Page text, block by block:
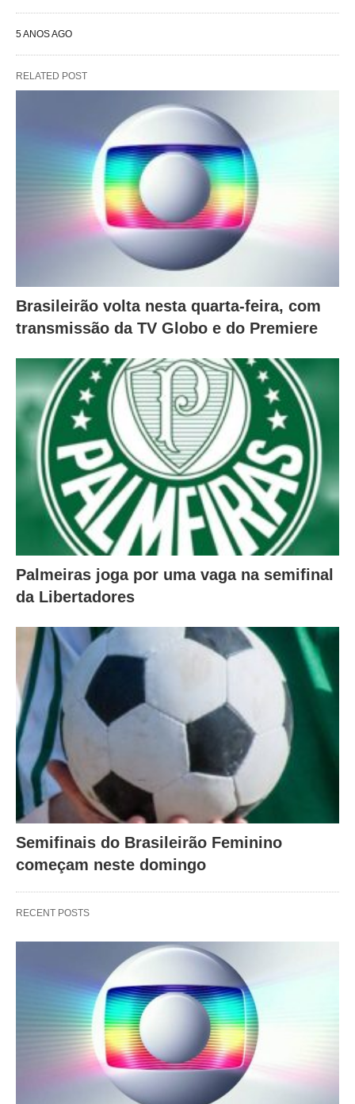
5 ANOS AGO
RELATED POST
Brasileirão volta nesta quarta-feira, com
transmissão da TV Globo e do Premiere
Palmeiras joga por uma vaga na semifinal
da Libertadores
Semifinais do Brasileirão Feminino
começam neste domingo
RECENT POSTS